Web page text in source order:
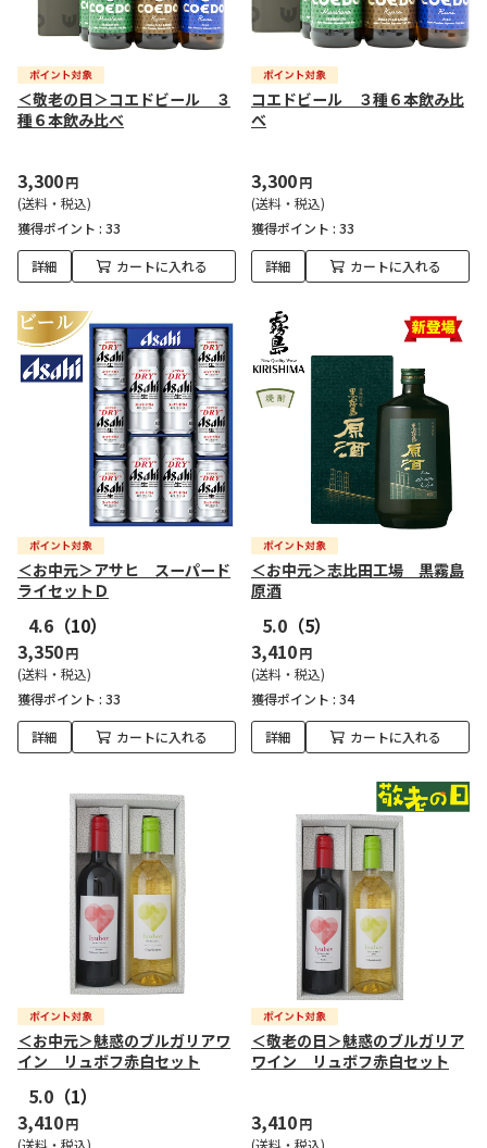
＜敬老の日＞コエドビール ３
種６本飲み比べ
3,300円
(送料・税込)
獲得ポイント : 33
詳細 カートに入れる
コエドビール ３種６本飲み比
べ
3,300円
(送料・税込)
獲得ポイント : 33
詳細 カートに入れる
＜お中元＞アサヒ スーパード
ライセットＤ
4.6 （10）
3,350円
(送料・税込)
獲得ポイント : 33
詳細 カートに入れる
＜お中元＞志比田工場 黒霧島
原酒
5.0 （5）
3,410円
(送料・税込)
獲得ポイント : 34
詳細 カートに入れる
＜お中元＞魅惑のブルガリアワ
イン リュボフ赤白セット
5.0 （1）
3,410円
(送料・税込)
＜敬老の日＞魅惑のブルガリア
ワイン リュボフ赤白セット
3,410円
(送料・税込)